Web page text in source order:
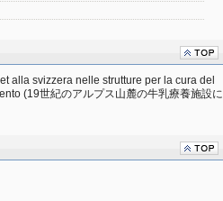
alla svizzera nelle strutture per la cura del
(19世紀のアルプス山麓の牛乳療養施設に